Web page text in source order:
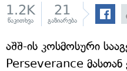
1.2K
წაკითხვა
21
გაზიარება
აშშ-ის კოსმოსური
Perseverance